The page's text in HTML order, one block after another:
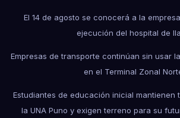
El 14 de agosto se conocerá a la
ejecución del hospital de
Empresas de transporte continúan sin usar
en el Terminal Zonal
Estudiantes de educación inicial mantienen
la UNA Puno y exigen terreno para su